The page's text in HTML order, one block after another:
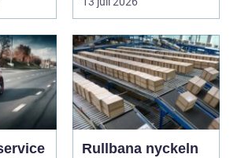
Rullbana nyckeln